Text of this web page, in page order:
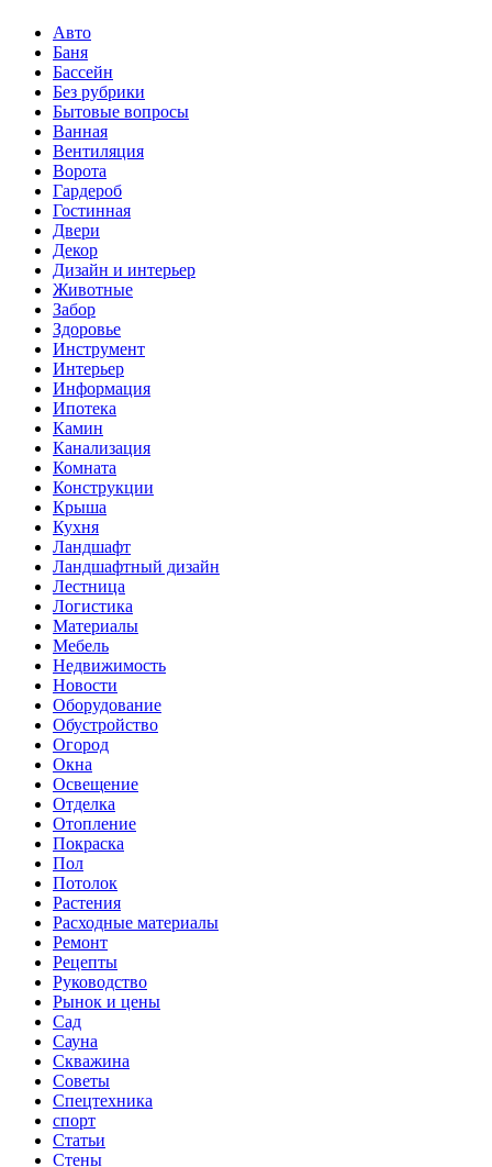
Авто
Баня
Бассейн
Без рубрики
Бытовые вопросы
Ванная
Вентиляция
Ворота
Гардероб
Гостинная
Двери
Декор
Дизайн и интерьер
Животные
Забор
Здоровье
Инструмент
Интерьер
Информация
Ипотека
Камин
Канализация
Комната
Конструкции
Крыша
Кухня
Ландшафт
Ландшафтный дизайн
Лестница
Логистика
Материалы
Мебель
Недвижимость
Новости
Оборудование
Обустройство
Огород
Окна
Освещение
Отделка
Отопление
Покраска
Пол
Потолок
Растения
Расходные материалы
Ремонт
Рецепты
Руководство
Рынок и цены
Сад
Сауна
Скважина
Советы
Спецтехника
спорт
Статьи
Стены